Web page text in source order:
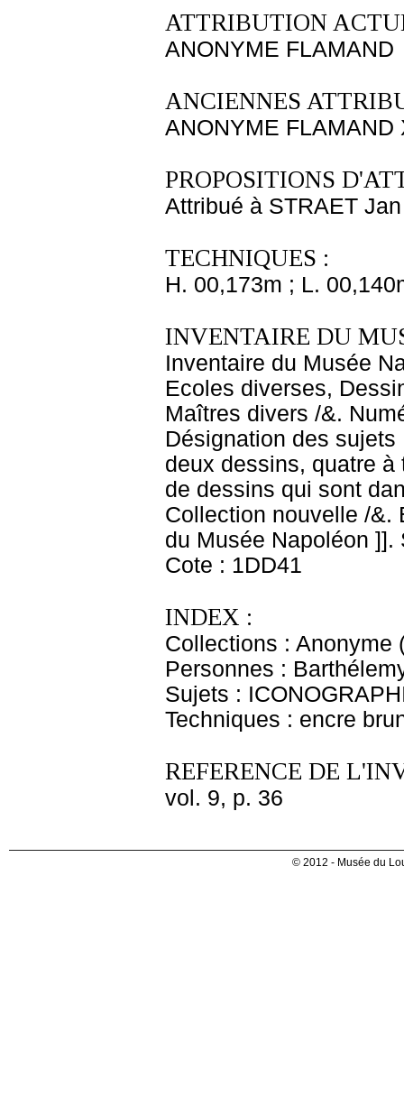
ATTRIBUTION
ANONYME FLAMAND
ANCIENNES
ANONYME FLAMAND
PROPOSITIONS
Attribué à STRAET
TECHNIQUES :
H. 00,173m ; L.
INVENTAIRE DU
Inventaire du Musée
Ecoles diverses,
Maîtres divers /&.
Désignation des
deux dessins, quatre
de dessins qui sont
Collection nouvelle /&.
du Musée Napoléon
Cote : 1DD41
INDEX :
Collections : Anonyme
Personnes :
Sujets :
Techniques : encre
REFERENCE DE
vol. 9, p. 36
© 2012 - Musée du